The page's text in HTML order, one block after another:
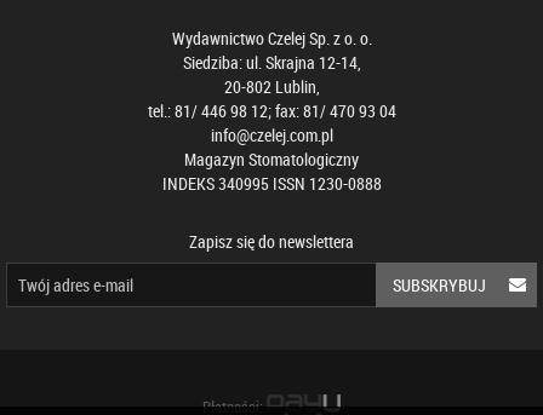
Wydawnictwo Czelej Sp. z o. o.
Siedziba: ul. Skrajna 12-14,
20-802 Lublin,
tel.: 81/ 446 98 12; fax: 81/ 470 93 04
info@czelej.com.pl
Magazyn Stomatologiczny
INDEKS 340995 ISSN 1230-0888
Zapisz się do newslettera
SUBSKRYBUJ
Płatności: